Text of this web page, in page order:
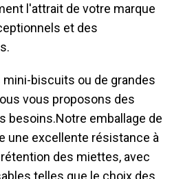
l'attrait de votre marque
et des
biscuits ou de grandes
vous proposons des
besoins.Notre emballage de
une excellente résistance à
des miettes, avec
telles que le choix des